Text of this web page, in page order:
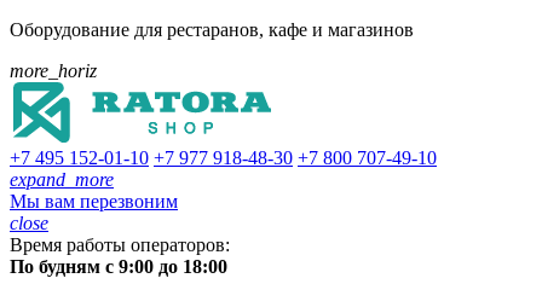
Оборудование для рестаранов, кафе и магазинов
more_horiz
+7 495 152-01-10 +7 977 918-48-30 +7 800 707-49-10
expand_more
Мы вам перезвоним
close
Время работы операторов:
По будням с 9:00 до 18:00